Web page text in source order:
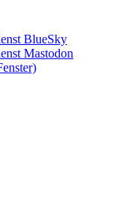
BlueSky
Mastodon